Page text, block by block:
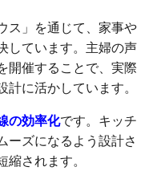
ス」を通じて、家事や
しています。主婦の声
開催することで、実際
に活かしています。
の効率化です。キッチ
ーズになるよう設計さ
縮されます。